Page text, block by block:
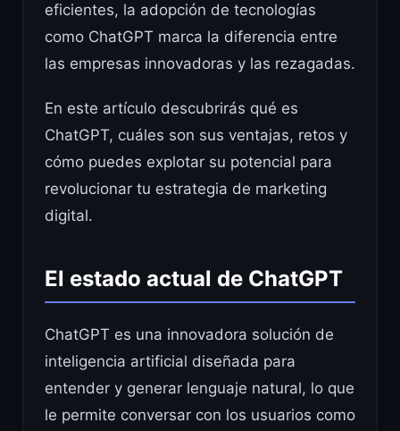
eficientes, la adopción de tecnologías
como ChatGPT marca la diferencia entre
las empresas innovadoras y las rezagadas.
En este artículo descubrirás qué es
ChatGPT, cuáles son sus ventajas, retos y
cómo puedes explotar su potencial para
revolucionar tu estrategia de marketing
digital.
El estado actual de ChatGPT
ChatGPT es una innovadora solución de
inteligencia artificial diseñada para
entender y generar lenguaje natural, lo que
le permite conversar con los usuarios como